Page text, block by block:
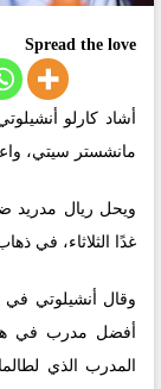
Spread the love
أشاد كارلو
مانشستر سيتي،
ويحل ريال مدريد
غدًا الثلاثاء، في
وقال أنشيلوتي في
أفضل مدرب في
المدرب الذي